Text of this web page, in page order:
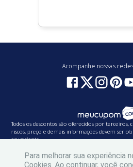
Acompanhe nossas
Todos os descontos são oferecidos por terceiros,
riscos, preço e demais informações devem ser
anunciante.
PW BRANDS SERVIÇOS DE MIDIA LTDA | CNPJ:
Municipal: 0.609.191-1
Para melhorar sua experiência
Cookies. Ao continuar, você